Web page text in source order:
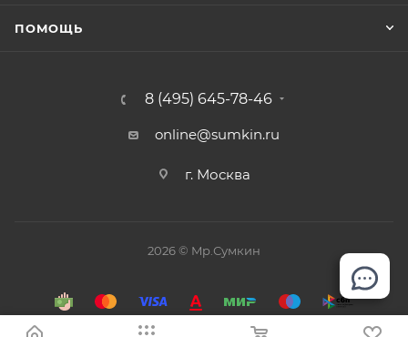
ПОМОЩЬ
8 (495) 645-78-46
online@sumkin.ru
г. Москва
2026 © Mр.Сумкин